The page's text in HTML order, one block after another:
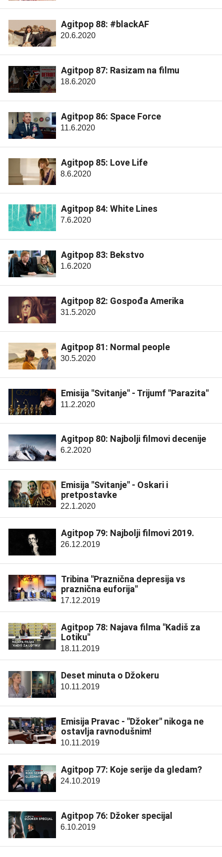
Agitpop 88: #blackAF
20.6.2020
Agitpop 87: Rasizam na filmu
18.6.2020
Agitpop 86: Space Force
11.6.2020
Agitpop 85: Love Life
8.6.2020
Agitpop 84: White Lines
7.6.2020
Agitpop 83: Bekstvo
1.6.2020
Agitpop 82: Gospođa Amerika
31.5.2020
Agitpop 81: Normal people
30.5.2020
Emisija "Svitanje" - Trijumf "Parazita"
11.2.2020
Agitpop 80: Najbolji filmovi decenije
6.2.2020
Emisija "Svitanje" - Oskari i
pretpostavke
22.1.2020
Agitpop 79: Najbolji filmovi 2019.
26.12.2019
Tribina "Praznična depresija vs
praznična euforija"
17.12.2019
Agitpop 78: Najava filma "Kadiš za
Lotiku"
18.11.2019
Deset minuta o Džokeru
10.11.2019
Emisija Pravac - "Džoker" nikoga ne
ostavlja ravnodušnim!
10.11.2019
Agitpop 77: Koje serije da gledam?
24.10.2019
Agitpop 76: Džoker specijal
6.10.2019